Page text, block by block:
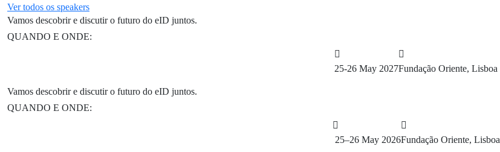
Ver todos os speakers
Vamos descobrir e discutir o futuro do eID juntos.
QUANDO E ONDE:
25-26 May 2027Fundação Oriente, Lisboa
Vamos descobrir e discutir o futuro do eID juntos.
QUANDO E ONDE:
25–26 May 2026Fundação Oriente, Lisboa